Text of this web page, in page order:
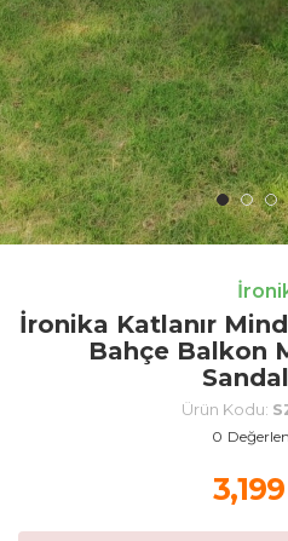
İronika Katlanır
Bahçe Balkon
Ürün Kodu:
0
3,199